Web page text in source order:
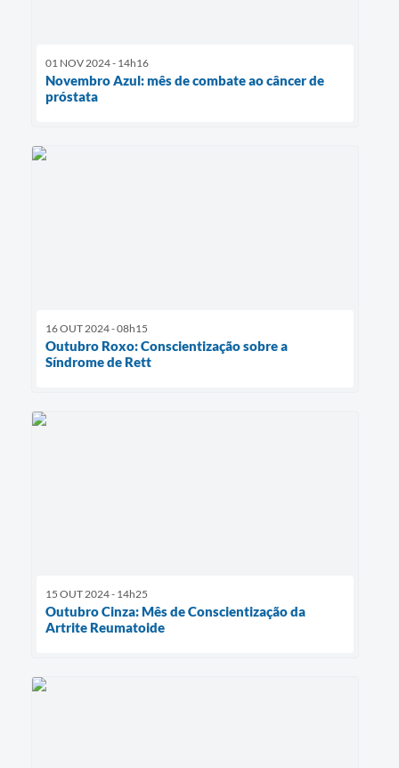
01 NOV 2024 - 14h16
Novembro Azul: mês de combate ao câncer de
próstata
16 OUT 2024 - 08h15
Outubro Roxo: Conscientização sobre a
Síndrome de Rett
15 OUT 2024 - 14h25
Outubro Cinza: Mês de Conscientização da
Artrite Reumatoide